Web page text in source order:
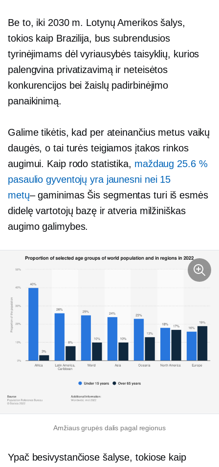
Be to, iki 2030 m. Lotynų Amerikos šalys,
tokios kaip Brazilija, bus subrendusios
tyrinėjimams dėl vyriausybės taisyklių, kurios
palengvina privatizavimą ir neteisėtos
konkurencijos bei žaislų padirbinėjimo
panaikinimą.
Galime tikėtis, kad per ateinančius metus vaikų
daugės, o tai turės teigiamos įtakos rinkos
augimui. Kaip rodo statistika, maždaug 25.6 %
pasaulio gyventojų yra jaunesni nei 15
metų– gaminimasŠis segmentas turi iš esmės
didelę vartotojų bazę ir atveria milžiniškas
augimo galimybes.
Amžiaus grupės dalis pagal regionus
Ypač besivystančiose šalyse, tokiose kaip